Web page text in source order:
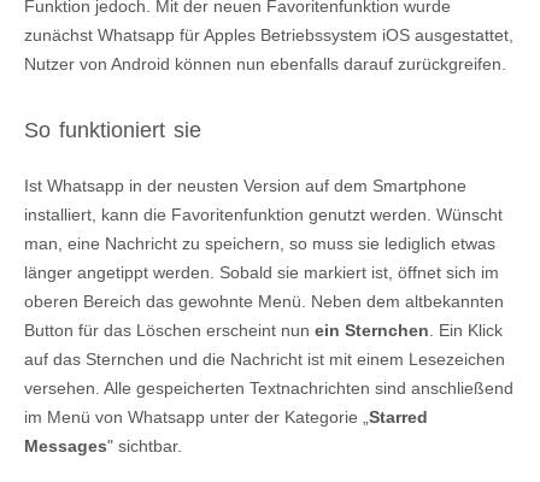
Funktion jedoch. Mit der neuen Favoritenfunktion wurde
zunächst Whatsapp für Apples Betriebssystem iOS ausgestattet,
Nutzer von Android können nun ebenfalls darauf zurückgreifen.
So funktioniert sie
Ist Whatsapp in der neusten Version auf dem Smartphone
installiert, kann die Favoritenfunktion genutzt werden. Wünscht
man, eine Nachricht zu speichern, so muss sie lediglich etwas
länger angetippt werden. Sobald sie markiert ist, öffnet sich im
oberen Bereich das gewohnte Menü. Neben dem altbekannten
Button für das Löschen erscheint nun ein Sternchen . Ein Klick
auf das Sternchen und die Nachricht ist mit einem Lesezeichen
versehen. Alle gespeicherten Textnachrichten sind anschließend
im Menü von Whatsapp unter der Kategorie „ Starred
Messages" sichtbar.